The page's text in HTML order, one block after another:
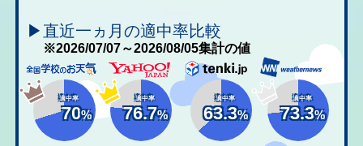
▶直近一ヵ月の適中率比較
※2026/07/07～2026/08/05集計の値
適中率
70%
適中率
76.7%
適中率
63.3%
適中率
73.3%